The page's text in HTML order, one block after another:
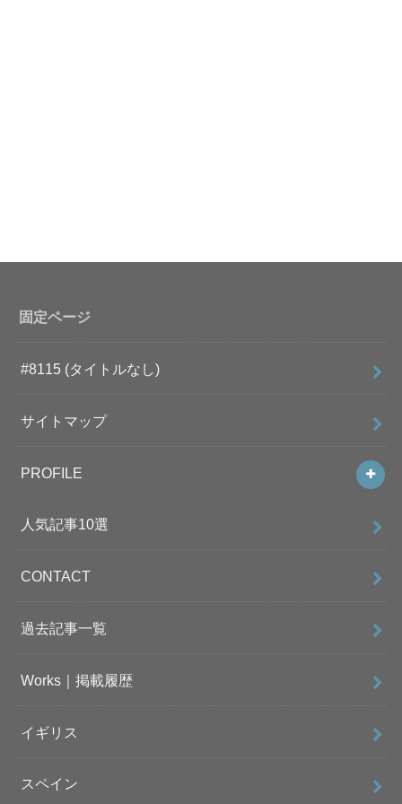
固定ページ
#8115 (タイトルなし)
サイトマップ
PROFILE
人気記事10選
CONTACT
過去記事一覧
Works｜掲載履歴
イギリス
スペイン